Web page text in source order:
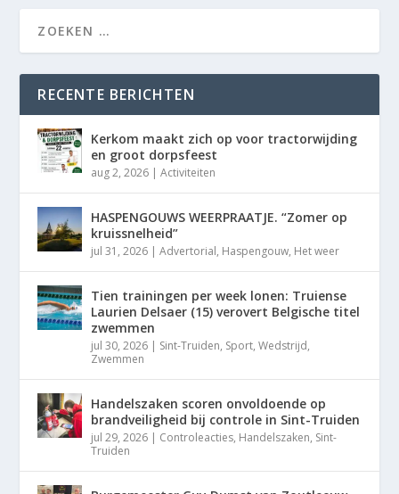
RECENTE BERICHTEN
Kerkom maakt zich op voor tractorwijding
en groot dorpsfeest
aug 2, 2026 |Activiteiten
HASPENGOUWS WEERPRAATJE. “Zomer op
kruissnelheid”
jul 31, 2026 |Advertorial, Haspengouw, Het weer
Tien trainingen per week lonen: Truiense
Laurien Delsaer (15) verovert Belgische titel
zwemmen
jul 30, 2026 | Sint-Truiden, Sport,Wedstrijd,
Zwemmen
Handelszaken scoren onvoldoende op
brandveiligheid bij controle in Sint-Truiden
jul 29, 2026 | Controleacties, Handelszaken, Sint-
Truiden